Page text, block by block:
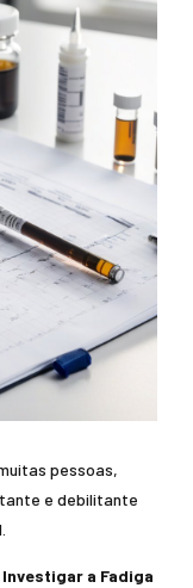
pessoas,
e debilitante
a Fadiga